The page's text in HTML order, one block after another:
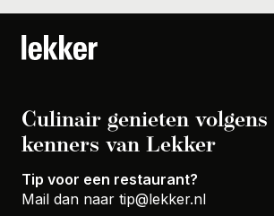
Culinair genieten volgens
kenners van Lekker
Tip voor een restaurant?
Mail dan naar tip@lekker.nl